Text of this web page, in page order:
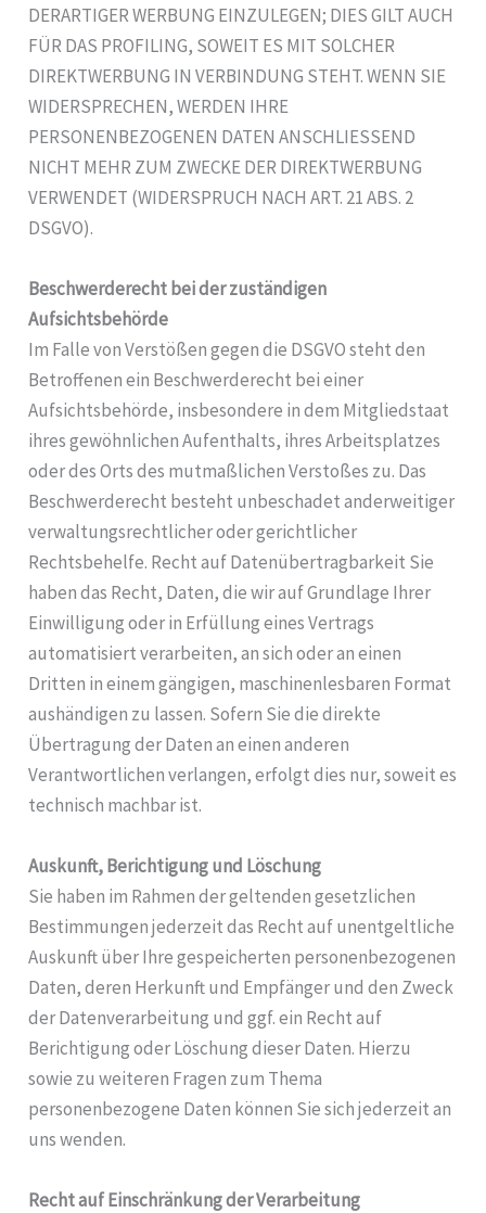
DERARTIGER WERBUNG EINZULEGEN; DIES GILT AUCH
FÜR DAS PROFILING, SOWEIT ES MIT SOLCHER
DIREKTWERBUNG IN VERBINDUNG STEHT. WENN SIE
WIDERSPRECHEN, WERDEN IHRE
PERSONENBEZOGENEN DATEN ANSCHLIESSEND
NICHT MEHR ZUM ZWECKE DER DIREKTWERBUNG
VERWENDET (WIDERSPRUCH NACH ART. 21 ABS. 2
DSGVO).
Beschwerderecht bei der zuständigen
Aufsichtsbehörde
Im Falle von Verstößen gegen die DSGVO steht den
Betroffenen ein Beschwerderecht bei einer
Aufsichtsbehörde, insbesondere in dem Mitgliedstaat
ihres gewöhnlichen Aufenthalts, ihres Arbeitsplatzes
oder des Orts des mutmaßlichen Verstoßes zu. Das
Beschwerderecht besteht unbeschadet anderweitiger
verwaltungsrechtlicher oder gerichtlicher
Rechtsbehelfe. Recht auf Datenübertragbarkeit Sie
haben das Recht, Daten, die wir auf Grundlage Ihrer
Einwilligung oder in Erfüllung eines Vertrags
automatisiert verarbeiten, an sich oder an einen
Dritten in einem gängigen, maschinenlesbaren Format
aushändigen zu lassen. Sofern Sie die direkte
Übertragung der Daten an einen anderen
Verantwortlichen verlangen, erfolgt dies nur, soweit es
technisch machbar ist.
Auskunft, Berichtigung und Löschung
Sie haben im Rahmen der geltenden gesetzlichen
Bestimmungen jederzeit das Recht auf unentgeltliche
Auskunft über Ihre gespeicherten personenbezogenen
Daten, deren Herkunft und Empfänger und den Zweck
der Datenverarbeitung und ggf. ein Recht auf
Berichtigung oder Löschung dieser Daten. Hierzu
sowie zu weiteren Fragen zum Thema
personenbezogene Daten können Sie sich jederzeit an
uns wenden.
Recht auf Einschränkung der Verarbeitung